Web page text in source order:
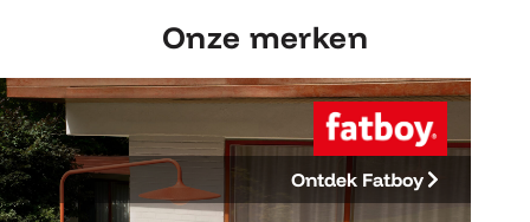
Onze merken
Ontdek Fatboy